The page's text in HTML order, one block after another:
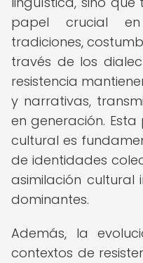
papel crucial
tradiciones,
través de los
resistencia
y narrativas,
en generación.
cultural es
de identidades
asimilación cultural
dominantes.
Además, la
contextos de